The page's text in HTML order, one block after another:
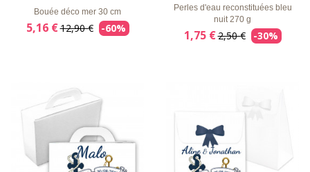
Bouée déco mer 30 cm
5,16 €12,90 € -60%
Perles d'eau reconstituées bleu
nuit 270 g
1,75 €2,50 € -30%